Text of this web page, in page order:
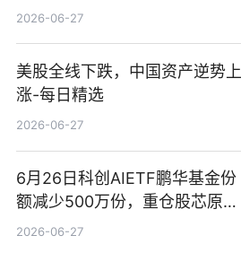
2026-06-27
美股全线下跌，中国资产逆势上
涨-每日精选
2026-06-27
6月26日科创AIETF鹏华基金份
额减少500万份，重仓股芯原股
份、寒武纪、澜起科技 观速讯
2026-06-27